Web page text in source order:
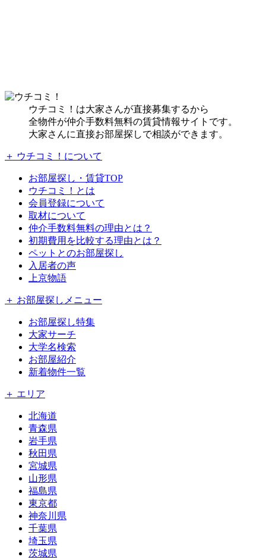
ウチコミ！は大家さんが直接募集するから
全物件が仲介手数料無料の賃貸情報サイトです。
大家さんに直接お部屋探しで相談ができます。
＋ ウチコミ！について
お部屋探し・賃貸TOP
ウチコミ！とは
会員登録について
取材について
仲介手数料無料の理由とは？
初期費用を比較する理由とは？
ペットとのお部屋探し
入居者の声
上京物語
＋ お部屋探しメニュー
お部屋探し特集
大家サーチ
大学名検索
お部屋紹介
新着物件一覧
＋ エリア
北海道
青森県
岩手県
秋田県
宮城県
山形県
福島県
東京都
神奈川県
千葉県
埼玉県
茨城県